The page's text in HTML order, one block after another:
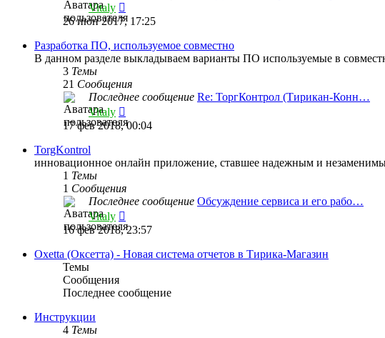
Vitaly
к
последнему
сообщению
26 июн 2017, 17:25
Разработка ПО, используемое совместно
В данном разделе выкладываем варианты ПО используемые в
3 Темы
21 Сообщения
Последнее сообщение Re: ТоргКонтрол (Тирикан-Конн…
Vitaly
к
17 фев 2018, 00:04
TorgKontrol
инновационное онлайн приложение, ставшее надежным и
1 Темы
1 Сообщения
Последнее сообщение Обсуждение сервиса и его рабо…
Vitaly
к
сообщению
16 фев 2018, 23:57
Oxetta (Оксетта) - Новая система отчетов в Тирика-Магазин
Темы
Сообщения
Последнее сообщение
Инструкции
4 Темы